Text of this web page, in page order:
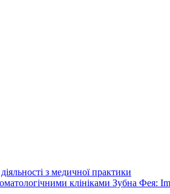
з медичної практики
клініками Зубна Фея: